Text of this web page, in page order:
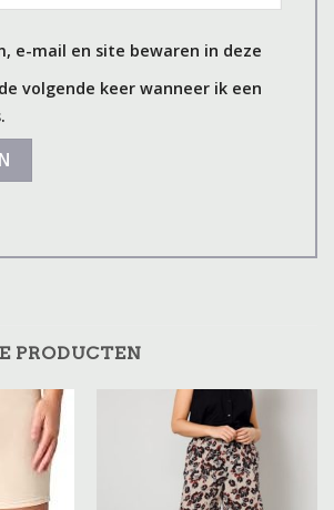
e-mail en site bewaren in deze
volgende keer wanneer ik een
PRODUCTEN